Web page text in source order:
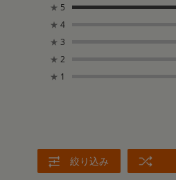
★ 5
★ 4
★ 3
★ 2
★ 1
絞り込み